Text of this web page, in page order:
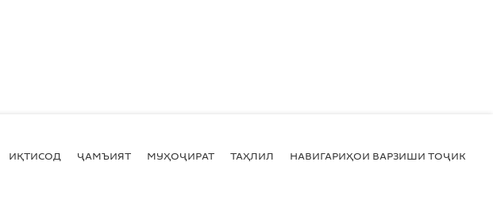
ИҚТИСОД ҶАМЪИЯТ МУҲОҶИРАТ ТАҲЛИЛ НАВИГАРИҲОИ ВАРЗИШИ